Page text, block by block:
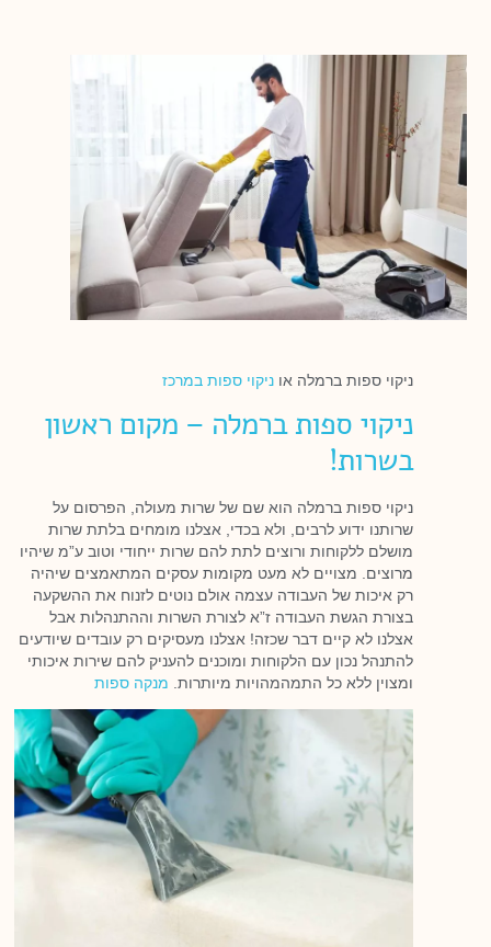
ניקוי ספות ברמלה או ניקוי ספות במרכז
ניקוי ספות ברמלה – מקום ראשון
בשרות!
ניקוי ספות ברמלה הוא שם של שרות מעולה, הפרסום על
שרותנו ידוע לרבים, ולא בכדי, אצלנו מומחים בלתת שרות
מושלם ללקוחות ורוצים לתת להם שרות ייחודי וטוב ע”מ שיהיו
מרוצים. מצויים לא מעט מקומות עסקים המתאמצים שיהיה
רק איכות של העבודה עצמה אולם נוטים לזנוח את ההשקעה
בצורת הגשת העבודה ז”א לצורת השרות וההתנהלות אבל
אצלנו לא קיים דבר שכזה! אצלנו מעסיקים רק עובדים שיודעים
להתנהל נכון עם הלקוחות ומוכנים להעניק להם שירות איכותי
ומצוין ללא כל התמהמהויות מיותרות. מנקה ספות